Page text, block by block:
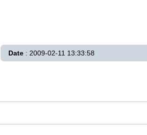
Date : 2009-02-11 13:33:58